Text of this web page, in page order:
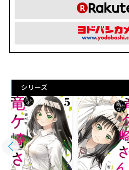
シリーズ